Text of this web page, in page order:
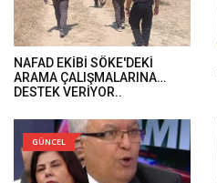
NAFAD EKİBİ SÖKE'DEKİ
ARAMA ÇALIŞMALARINA
DESTEK VERİYOR..
GÜNCEL